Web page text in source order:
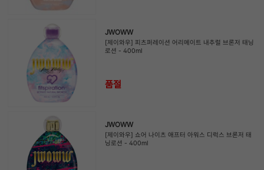
JWOWW
[제이와우] 피츠퍼레이션 어리메이트 내추럴 브론저 태닝
로션 - 400ml
품절
JWOWW
[제이와우] 쇼어 나이츠 애프터 아워스 디럭스 브론저 태
닝로션 - 400ml